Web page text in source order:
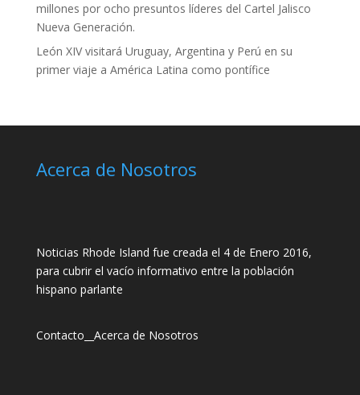
millones por ocho presuntos líderes del Cartel Jalisco
Nueva Generación.
León XIV visitará Uruguay, Argentina y Perú en su
primer viaje a América Latina como pontífice
Acerca de Nosotros
Noticias Rhode Island fue creada el 4 de Enero 2016,
para cubrir el vacío informativo entre la población
hispano parlante
Contacto Acerca de Nosotros